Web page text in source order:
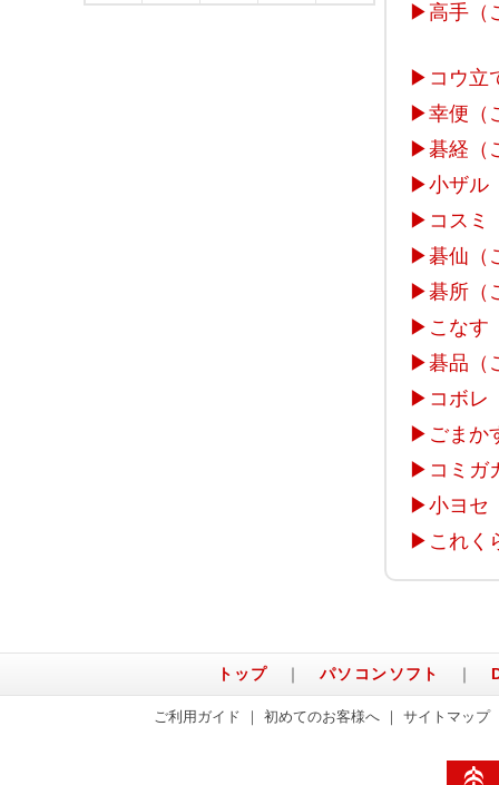
▶高手（
▶ コウ立
▶幸便（
▶碁経（
▶小ザル
▶ コスミ
▶碁仙（
▶碁所（
▶ こなす
▶碁品（
▶ コボレ
▶ ごまか
▶ コミガ
▶小ヨセ
▶ これく
トップ ｜ パソコンソフト ｜
ご利用ガイド ｜初めてのお客様へ ｜サイトマップ